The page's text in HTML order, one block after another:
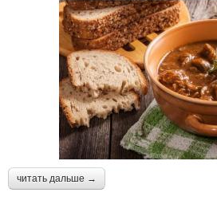
читать дальше →